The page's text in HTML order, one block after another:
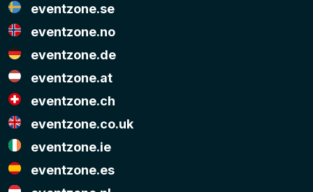
eventzone.se
eventzone.no
eventzone.de
eventzone.at
eventzone.ch
eventzone.co.uk
eventzone.ie
eventzone.es